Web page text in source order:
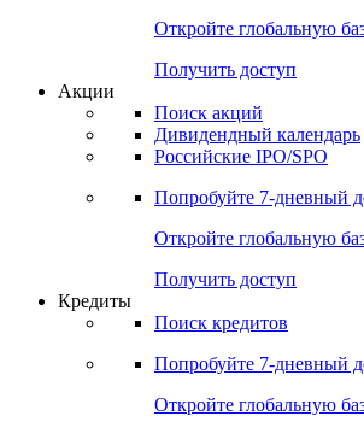
Откройте глобальную
Получить доступ
Акции
Поиск акций
Дивидендный календарь
Российские IPO/SPO
Попробуйте 7-дневный
Откройте глобальную
Получить доступ
Кредиты
Поиск кредитов
Попробуйте 7-дневный
Откройте глобальную